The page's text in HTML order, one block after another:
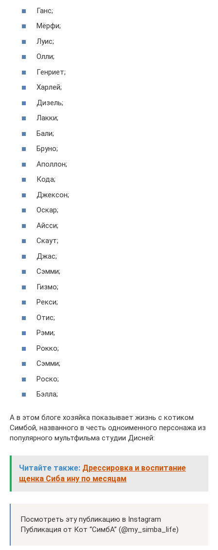
Ганс;
Мёрфи;
Луис;
Олли;
Генриет;
Харлей;
Дизель;
Лакки;
Бали;
Бруно;
Аполлон;
Кода;
Джексон;
Оскар;
Айсси;
Скаут;
Джас;
Сэмми;
Гизмо;
Рекси;
Отис;
Рэми;
Рокко;
Сэмми;
Роско;
Бэлла;
А в этом блоге хозяйка показывает жизнь с котиком
Симбой, названного в честь одноименного персонажа из
популярного мультфильма студии Дисней:
Читайте также: Дрессировка и воспитание
щенка Сиба ину по месяцам
Посмотреть эту публикацию в Instagram
Публикация от Кот “СимбА” (@my_simba_life)